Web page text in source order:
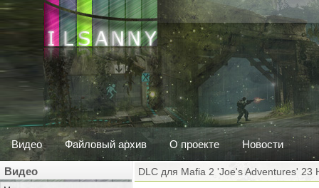
Видео Файловый архив О проекте Новости
Видео DLC для Mafia 2 'Joe's Adventures' 23